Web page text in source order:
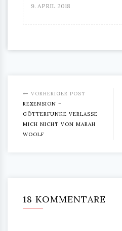
9. APRIL 2018
VORHERIGER POST
REZENSION –
GÖTTERFUNKE VERLASSE
MICH NICHT VON MARAH
WOOLF
18 KOMMENTARE